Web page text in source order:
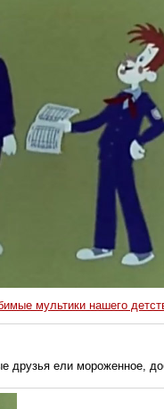
мультики нашего
друзья ели мороженное,